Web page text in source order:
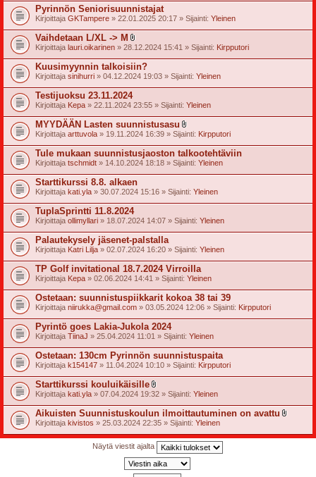
Pyrinnön Seniorisuunnistajat
Kirjoittaja GKTampere » 22.01.2025 20:17 » Sijainti: Yleinen
Vaihdetaan L/XL -> M
l
i
t
t
e
t
Kirjoittaja lauri.oikarinen » 28.12.2024 15:41 » Sijainti: Kirpputori
Kuusimyynnin talkoisiin?
Kirjoittaja sinihurri » 04.12.2024 19:03 » Sijainti: Yleinen
Testijuoksu 23.11.2024
Kirjoittaja Kepa » 22.11.2024 23:55 » Sijainti: Yleinen
MYYDÄÄN Lasten suunnistusasu
l
i
t
t
e
t
Kirjoittaja arttuvola » 19.11.2024 16:39 » Sijainti: Kirpputori
Tule mukaan suunnistusjaoston talkootehtäviin
Kirjoittaja tschmidt » 14.10.2024 18:18 » Sijainti: Yleinen
Starttikurssi 8.8. alkaen
Kirjoittaja kati.yla » 30.07.2024 15:16 » Sijainti: Yleinen
TuplaSprintti 11.8.2024
Kirjoittaja ollimyllari » 18.07.2024 14:07 » Sijainti: Yleinen
Palautekysely jäsenet-palstalla
Kirjoittaja Katri Lilja » 02.07.2024 16:20 » Sijainti: Yleinen
TP Golf invitational 18.7.2024 Virroilla
Kirjoittaja Kepa » 02.06.2024 14:41 » Sijainti: Yleinen
Ostetaan: suunnistuspiikkarit kokoa 38 tai 39
Kirjoittaja niirukka@gmail.com » 03.05.2024 12:06 » Sijainti: Kirpputori
Pyrintö goes Lakia-Jukola 2024
Kirjoittaja TiinaJ » 25.04.2024 11:01 » Sijainti: Yleinen
Ostetaan: 130cm Pyrinnön suunnistuspaita
Kirjoittaja k154147 » 11.04.2024 10:10 » Sijainti: Kirpputori
Starttikurssi kouluikäisille
l
i
t
t
e
e
Kirjoittaja kati.yla » 07.04.2024 19:32 » Sijainti: Yleinen
Aikuisten Suunnistuskoulun ilmoittautuminen on avattu
i
Kirjoittaja kivistos » 25.03.2024 22:35 » Sijainti: Yleinen
Näytä viestit ajalta